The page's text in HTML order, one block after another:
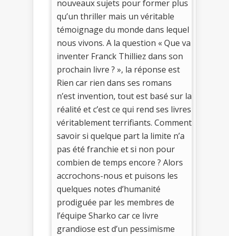
nouveaux sujets pour former plus
qu’un thriller mais un véritable
témoignage du monde dans lequel
nous vivons. A la question « Que va
inventer Franck Thilliez dans son
prochain livre ? », la réponse est
Rien car rien dans ses romans
n’est invention, tout est basé sur la
réalité et c’est ce qui rend ses livres
véritablement terrifiants. Comment
savoir si quelque part la limite n’a
pas été franchie et si non pour
combien de temps encore ? Alors
accrochons-nous et puisons les
quelques notes d’humanité
prodiguée par les membres de
l’équipe Sharko car ce livre
grandiose est d’un pessimisme